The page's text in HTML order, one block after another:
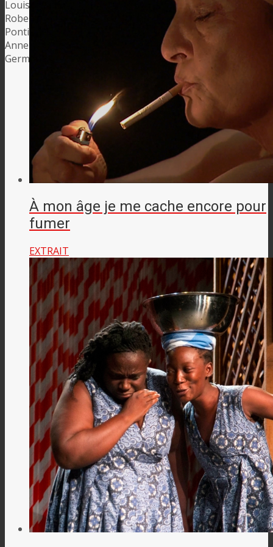
Louise Narboni
Florent Trochel
Roberto Maria Grassi
Valérie Urréa
Jean-Christophe
Pontiès
François Caudal
Anne Dorr
Koffi Kwahulé
Germain
À mon âge je me cache encore pour
fumer
EXTRAIT